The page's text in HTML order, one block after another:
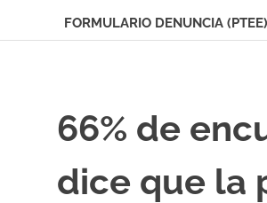
Gestoras
del
Salud
FORMULARIO DENUNCIA (PTEE)
66% de
dice que la